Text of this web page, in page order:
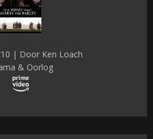
| Door Ken Loach
& Oorlog